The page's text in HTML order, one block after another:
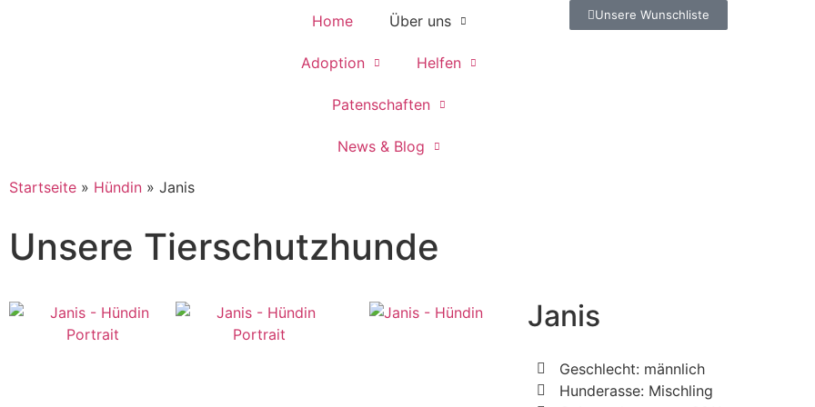
Home Über uns
Adoption Helfen
Patenschaften
News & Blog
Unsere Wunschliste
Startseite » Hündin » Janis
Unsere Tierschutzhunde
Janis
Geschlecht: männlich
Hunderasse: Mischling